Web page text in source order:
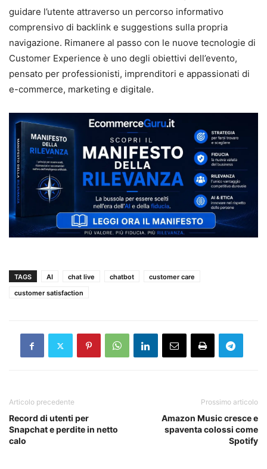
guidare l’utente attraverso un percorso informativo
comprensivo di backlink e suggestions sulla propria
navigazione. Rimanere al passo con le nuove tecnologie di
Customer Experience è uno degli obiettivi dell’evento,
pensato per professionisti, imprenditori e appassionati di
e-commerce, marketing e digitale.
TAGS AI chat live chatbot
customer care
customer satisfaction
Articolo precedente
Record di utenti per
Snapchat e perdite in netto
calo
Prossimo articolo
Amazon Music cresce e
spaventa colossi come
Spotify